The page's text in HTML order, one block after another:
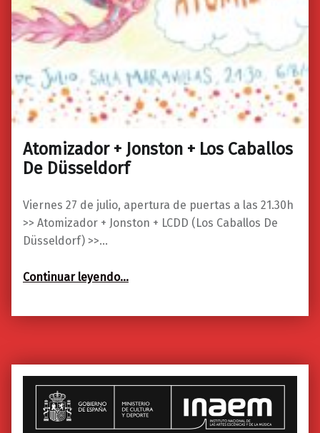
Atomizador + Jonston + Los Caballos
De Düsseldorf
Viernes 27 de julio, apertura de puertas a las 21.30h
>> Atomizador + Jonston + LCDD (Los Caballos De
Düsseldorf) >>…
Continuar leyendo“Atomizador + Jonston + Los Caballos De Düsseldorf”
…
24/07/2018
0
Maravillas